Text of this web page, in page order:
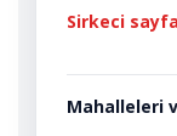
Sirkeci
Mahalleleri